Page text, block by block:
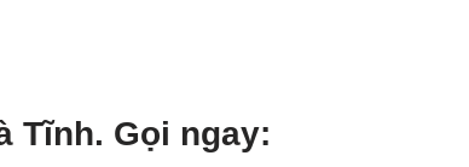
Tĩnh. Gọi ngay: